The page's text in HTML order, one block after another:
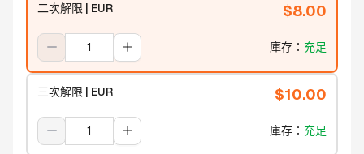
二次解限 | EUR $8.00
庫存 ： 充足
三次解限 | EUR $10.00
庫存 ： 充足